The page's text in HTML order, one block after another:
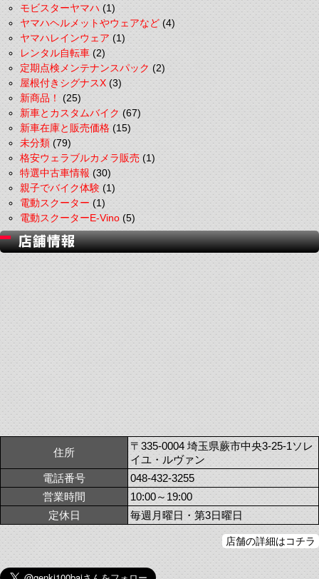
モビスターヤマハ(1)
ヤマハヘルメットやウェアなど(4)
ヤマハレインウェア(1)
レンタル自転車(2)
定期点検メンテナンスパック(2)
屋根付きシグナスX(3)
新商品！(25)
新車とカスタムバイク(67)
新車在庫と販売価格(15)
未分類(79)
格安ウェラブルカメラ販売(1)
特選中古車情報(30)
親子でバイク体験(1)
電動スクーター(1)
電動スクーターE-Vino(5)
住所
〒335-0004 埼玉県蕨市中央3-25-1ソレ
イユ・ルヴァン
電話番号
048-432-3255
営業時間
10:00～19:00
定休日
毎週月曜日・第3日曜日
店舗の詳細はコチラ